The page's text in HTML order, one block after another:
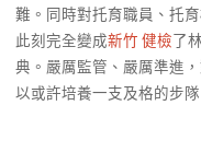
難。同時對托育職員、托
此刻完全變成新竹 健檢了
典。嚴厲監管、嚴厲準進
以或許培養一支及格的步隊